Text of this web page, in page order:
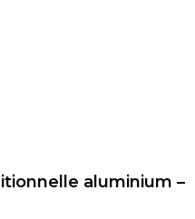
aluminium –